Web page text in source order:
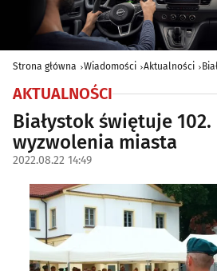
Strona główna Wiadomości Aktualności
AKTUALNOŚCI
Białystok świętuje
wyzwolenia miasta
2022.08.22 14:49